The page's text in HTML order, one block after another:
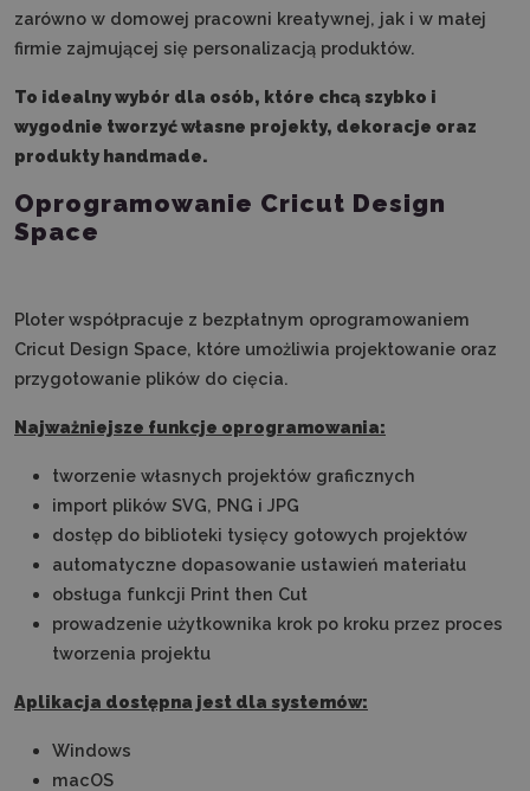
zarówno w domowej pracowni kreatywnej, jak i w małej
firmie zajmującej się personalizacją produktów.
To idealny wybór dla osób, które chcą szybko i
wygodnie tworzyć własne projekty, dekoracje oraz
produkty handmade.
Oprogramowanie Cricut Design
Space
Ploter współpracuje z bezpłatnym oprogramowaniem
Cricut Design Space, które umożliwia projektowanie oraz
przygotowanie plików do cięcia.
Najważniejsze funkcje oprogramowania:
tworzenie własnych projektów graficznych
import plików SVG, PNG i JPG
dostęp do biblioteki tysięcy gotowych projektów
automatyczne dopasowanie ustawień materiału
obsługa funkcji Print then Cut
prowadzenie użytkownika krok po kroku przez proces
tworzenia projektu
Aplikacja dostępna jest dla systemów:
Windows
macOS